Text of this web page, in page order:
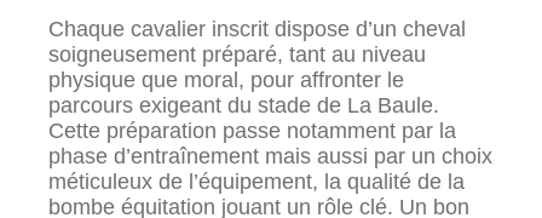
Chaque cavalier inscrit dispose d’un cheval
soigneusement préparé, tant au niveau
physique que moral, pour affronter le
parcours exigeant du stade de La Baule.
Cette préparation passe notamment par la
phase d’entraînement mais aussi par un choix
méticuleux de l’équipement, la qualité de la
bombe équitation jouant un rôle clé. Un bon